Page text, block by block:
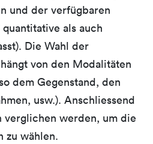
und der verfügbaren
als auch
Die Wahl der
von den Modalitäten
dem Gegenstand, den
usw.). Anschliessend
verglichen werden, um die
zu wählen.